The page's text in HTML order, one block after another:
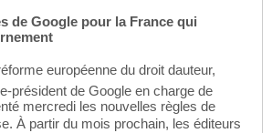
de Google pour la France qui
européenne du droit dauteur,
président de Google en charge de
mercredi les nouvelles règles de
À partir du mois prochain, les éditeurs